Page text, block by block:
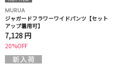
MURUA
ジャガードフラワーワイドパンツ【セット
アップ着用可】
7,128 円
20%OFF